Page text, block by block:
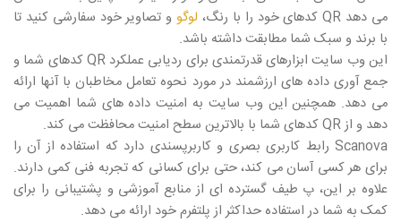
می دهد QRکدهای خود را با رنگ، لوگو و تصاویر خود سفارشی کنید تا
با برند و سبک شما مطابقت داشته باشد.
این وب سایت ابزارهای قدرتمندی برای ردیابی عملکردQRکدهای شما و
جمع آوری داده های ارزشمند در مورد نحوه تعامل مخاطبان با آنها ارائه
می دهد. همچنین این وب سایت به امنیت داده های شما اهمیت می
دهد و ازQRکدهای شما با بالاترین سطح امنیت محافظت می کند.
Scanova رابط کاربری بصری و کاربرپسندی دارد که استفاده از آن را
برای هر کسی آسان می کند، حتی برای کسانی که تجربه فنی کمی دارند.
علاوه بر این، پ طیف گسترده ای از منابع آموزشی و پشتیبانی را برای
کمک به شما در استفاده حداکثر از پلتفرم خود ارائه می دهد.